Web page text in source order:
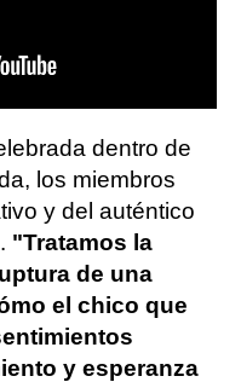
dentro de
los miembros
y del auténtico
"Tratamos la
de una
el chico que
y esperanza